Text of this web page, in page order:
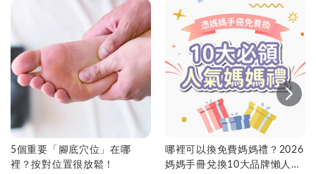
5個重要「腳底穴位」在哪
裡？按對位置很放鬆！
哪裡可以換免費媽媽禮？2026
媽媽手冊兌換10大品牌懶人包